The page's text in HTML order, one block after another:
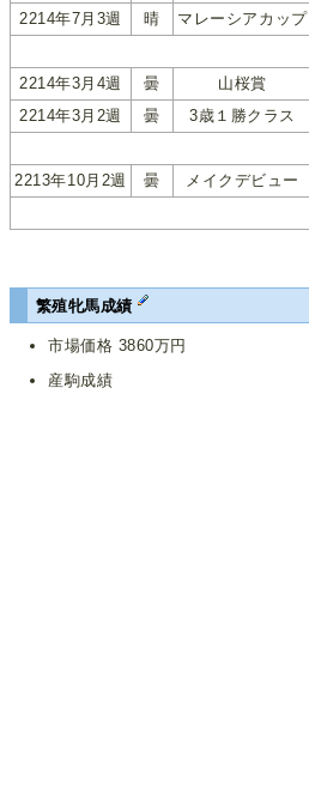
2214年7月3週
晴 マレーシアカップ
2214年3月4週 曇 山桜賞
2214年3月2週
曇 3歳１勝クラス
2213年10月2週 曇 メイクデビュー
繁殖牝馬成績
市場価格 3860万円
産駒成績